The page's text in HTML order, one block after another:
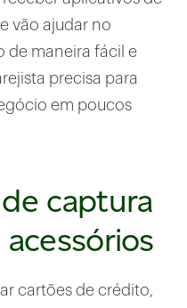
vão ajudar no
de maneira fácil e
precisa para
em poucos
captura
cartões de crédito,